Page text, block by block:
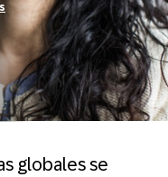
globales se